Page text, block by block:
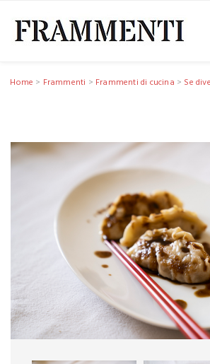
Home > Frammenti > Frammenti di cucina > Se